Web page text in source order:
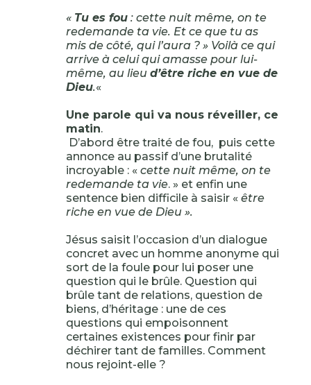
« Tu es fou: cette nuit même, on te
redemande ta vie. Et ce que tu as
mis de côté, qui l’aura ? » Voilà ce qui
arrive à celui qui amasse pour lui-
même, au lieu d’être riche en vue de
Dieu.«
Une parole qui va nous réveiller, ce
matin.
D’abord être traité de fou, puis cette
annonce au passif d’une brutalité
incroyable : « cette nuit même, on te
redemande ta vie. » et enfin une
sentence bien difficile à saisir « être
riche en vue de Dieu ».
Jésus saisit l’occasion d’un dialogue
concret avec un homme anonyme qui
sort de la foule pour lui poser une
question qui le brûle. Question qui
brûle tant de relations, question de
biens, d’héritage : une de ces
questions qui empoisonnent
certaines existences pour finir par
déchirer tant de familles. Comment
nous rejoint-elle ?